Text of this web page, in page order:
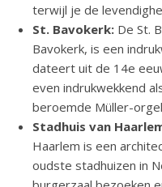
terwijl je de
St. Bavokerk: De St.
Bavokerk, is een
dateert uit de 14e
even indrukwekkend
beroemde Müller-
Stadhuis van
Haarlem is een
oudste stadhuizen in